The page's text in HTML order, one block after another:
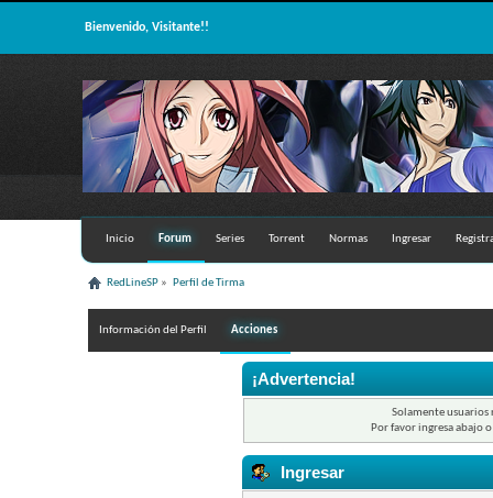
Bienvenido, Visitante!!
Inicio Forum Series Torrent Normas Ingresar
RedLineSP » Perfil de Tirma
Información del Perfil Acciones
¡Advertencia!
Solamente usuarios
Por favor ingresa abajo
Ingresar